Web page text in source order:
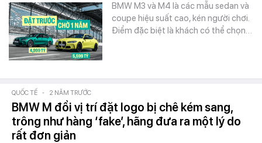
BMW M3 và M4 là các mẫu sedan và
coupe hiệu suất cao, kén người chơi.
Điểm đặc biệt là khách có thể chọn…
QUỐC TẾ - 2 NĂM TRƯỚC
BMW M đổi vị trí đặt logo bị chê kém sang,
trông như hàng ‘fake’, hãng đưa ra một lý do
rất đơn giản